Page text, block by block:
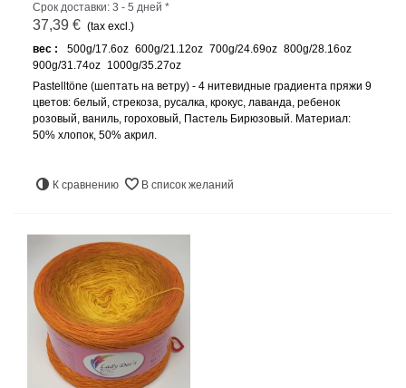
Срок доставки: 3 - 5 дней *
37,39 € (tax excl.)
вес :
500g/17.6oz 600g/21.12oz 700g/24.69oz 800g/28.16oz
900g/31.74oz 1000g/35.27oz
Pastelltöne (шептать на ветру) - 4 нитевидные градиента пряжи 9
цветов: белый, стрекоза, русалка, крокус, лаванда, ребенок
розовый, ваниль, гороховый, Пастель Бирюзовый. Материал:
50% хлопок, 50% акрил.
К сравнению В список желаний